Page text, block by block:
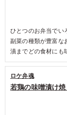
ひとつのお弁当でい
副菜の種類が豊富な
漬までどの食材にも
飽きることがありません。 特に焼き鮭は箸で簡単に身
らかく、塩加減も絶妙で美味。 魚、肉、野菜、
栄養面もしっかり考
です。
若鶏の味噌漬け
ロケ弁魂